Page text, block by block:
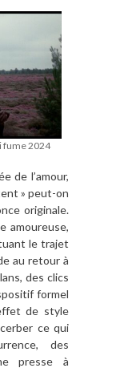
fume 2024
de l’amour,
» peut-on
originale.
amoureuse,
le trajet
au retour à
des clics
formel
de style
ce qui
des
presse à